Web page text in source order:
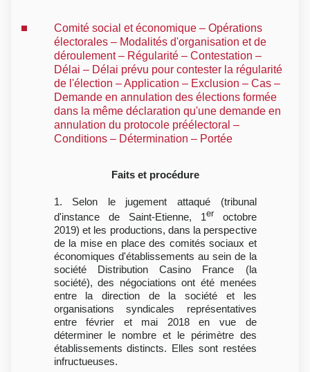
Comité social et économique – Opérations
électorales – Modalités d'organisation et de
déroulement – Régularité – Contestation –
Délai – Délai prévu pour contester la régularité
de l'élection – Application – Exclusion – Cas –
Demande en annulation des élections formée
dans la même déclaration qu'une demande en
annulation du protocole préélectoral –
Conditions – Détermination – Portée
Faits et procédure
1. Selon le jugement attaqué (tribunal
d'instance de Saint-Etienne, 1er
octobre
2019) et les productions, dans la perspective
de la mise en place des comités sociaux et
économiques d'établissements au sein de la
société Distribution Casino France (la
société), des négociations ont été menées
entre la direction de la société et les
organisations syndicales représentatives
entre février et mai 2018 en vue de
déterminer le nombre et le périmètre des
établissements distincts. Elles sont restées
infructueuses.